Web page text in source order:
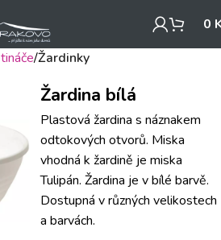
0
Žardinky
Žardina bílá
Plastová žardina s náznakem
odtokových otvorů. Miska
vhodná k žardině je miska
Tulipán. Žardina je v bílé barvě.
Dostupná v různých velikostech
a barvách.